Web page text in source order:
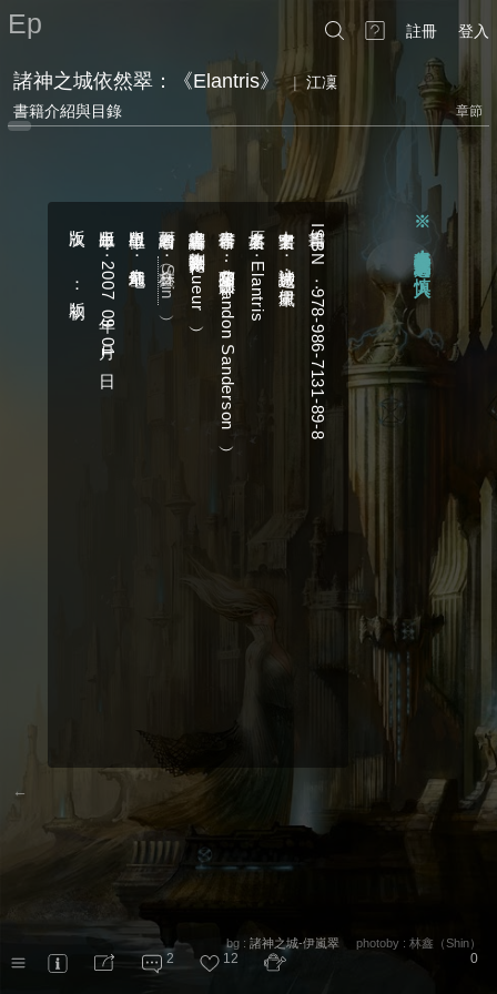
Ep 註冊 登入
諸神之城依然翠：《Elantris》 | 江凜
書籍介紹與目錄
章節
※ 本心得含大量主觀意見及劇透
，
。
ISBN ：978-986-7131-89-8
中文書名 ：諸神之城：伊嵐翠
原文書名 ： Elantris
書籍作者 ：布蘭登‧山德森︵ Brandon Sanderson ︶
書籍編譯者：劉鈞豪︵微光／
Lueur ︶
封面繪者 ：
林鑫︵ Shin ︶
出版單位 ：奇幻基地
出版年月 ： 2007
09
01
版次 ：初版
←
bg : 諸神之城-伊嵐翠 photoby : 林鑫（Shin）
2 12 0